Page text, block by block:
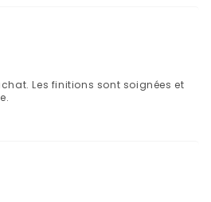
Les finitions sont soignées et